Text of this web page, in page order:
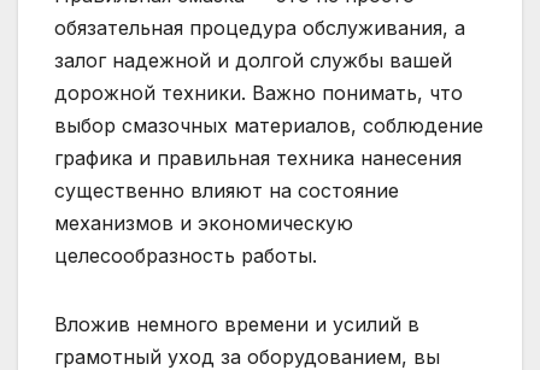
обязательная процедура обслуживания, а
залог надежной и долгой службы вашей
дорожной техники. Важно понимать, что
выбор смазочных материалов, соблюдение
графика и правильная техника нанесения
существенно влияют на состояние
механизмов и экономическую
целесообразность работы.
Вложив немного времени и усилий в
грамотный уход за оборудованием, вы